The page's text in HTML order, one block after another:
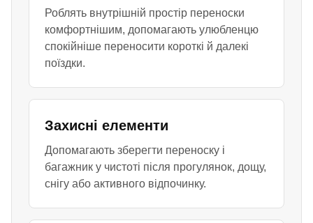
Роблять внутрішній простір переноски
комфортнішим, допомагають улюбленцю
спокійніше переносити короткі й далекі
поїздки.
Захисні елементи
Допомагають зберегти переноску і
багажник у чистоті після прогулянок, дощу,
снігу або активного відпочинку.